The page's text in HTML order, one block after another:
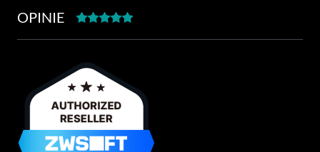
OPINIE